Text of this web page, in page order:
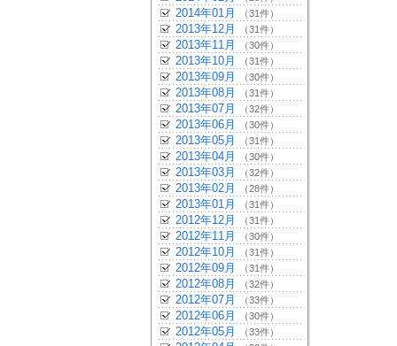
2014年01月 （31件）
2013年12月 （31件）
2013年11月 （30件）
2013年10月 （31件）
2013年09月 （30件）
2013年08月 （31件）
2013年07月 （32件）
2013年06月 （30件）
2013年05月 （31件）
2013年04月 （30件）
2013年03月 （32件）
2013年02月 （28件）
2013年01月 （31件）
2012年12月 （31件）
2012年11月 （30件）
2012年10月 （31件）
2012年09月 （31件）
2012年08月 （32件）
2012年07月 （33件）
2012年06月 （30件）
2012年05月 （33件）